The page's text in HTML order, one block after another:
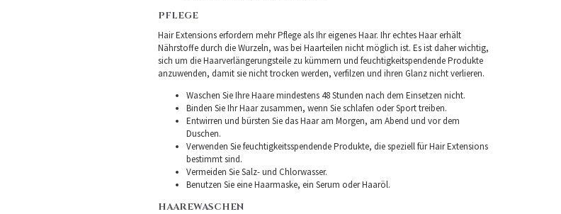
PFLEGE
Hair Extensions erfordern mehr Pflege als Ihr eigenes Haar. Ihr echtes Haar erhält
Nährstoffe durch die Wurzeln, was bei Haarteilen nicht möglich ist. Es ist daher wichtig,
sich um die Haarverlängerungsteile zu kümmern und feuchtigkeitspendende Produkte
anzuwenden, damit sie nicht trocken werden, verfilzen und ihren Glanz nicht verlieren.
Waschen Sie Ihre Haare mindestens 48 Stunden nach dem Einsetzen nicht.
Binden Sie Ihr Haar zusammen, wenn Sie schlafen oder Sport treiben.
Entwirren und bürsten Sie das Haar am Morgen, am Abend und vor dem
Duschen.
Verwenden Sie feuchtigkeitsspendende Produkte, die speziell für Hair Extensions
bestimmt sind.
Vermeiden Sie Salz- und Chlorwasser.
Benutzen Sie eine Haarmaske, ein Serum oder Haaröl.
HAAREWASCHEN